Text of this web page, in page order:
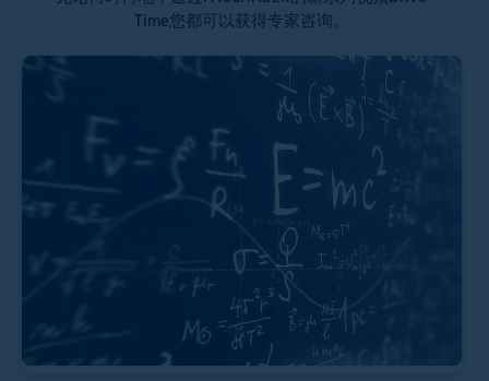
Time您都可以获得专家咨询。